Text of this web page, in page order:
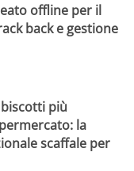
offline per il
back e gestione
più
la
scaffale per